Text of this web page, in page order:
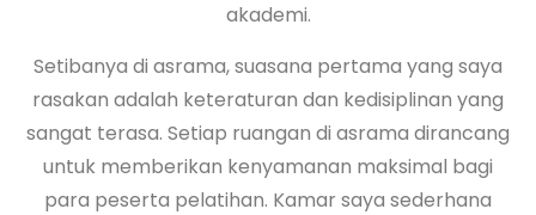
akademi.
Setibanya di asrama, suasana pertama yang saya
rasakan adalah keteraturan dan kedisiplinan yang
sangat terasa. Setiap ruangan di asrama dirancang
untuk memberikan kenyamanan maksimal bagi
para peserta pelatihan. Kamar saya sederhana